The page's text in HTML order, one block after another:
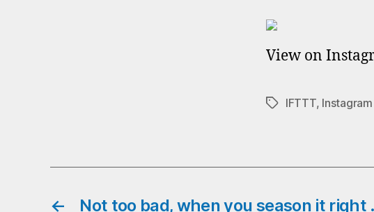
View on
Schlagwörter
IFTTT, Instagram
←
Not too bad, when you season it right